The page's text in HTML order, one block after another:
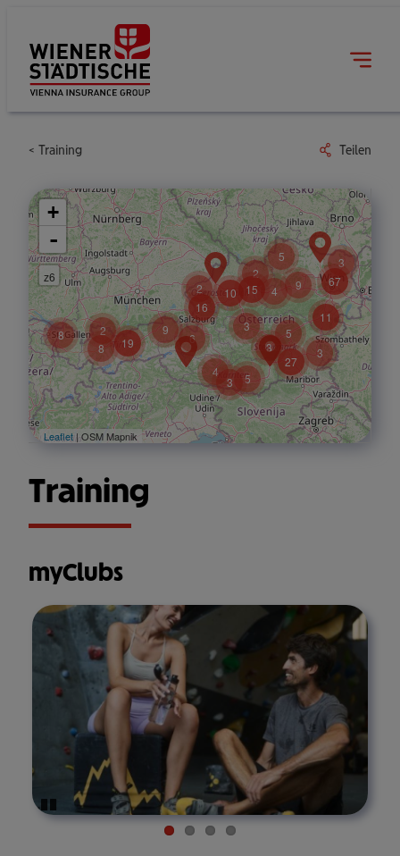
Training Teilen
2
8
8
9
19
6
2
16
3
3
4 5
2
4
10 15
5
3
3
27
5 3
11
9 67
+
-
z6
Leaflet| OSM Mapnik
Training
myClubs